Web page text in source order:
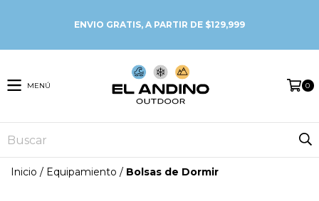
MENÚ 0
Inicio / Equipamiento / Bolsas de Dormir